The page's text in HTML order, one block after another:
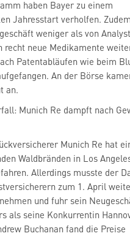
haben Bayer zu einem
Jahresstart verholfen.
weniger als von
recht neue Medikamente
Patentabläufen wie beim
An der Börse
an.
Munich Re dampft nach
Munich Re hat
Waldbränden in Los
zum 1. April
und fuhr sein
Buchanan fand die Preise